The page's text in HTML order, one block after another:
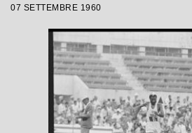
07 SETTEMBRE 1960